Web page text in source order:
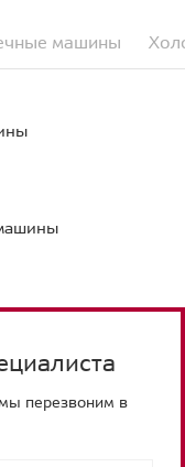
машины
перезвоним в